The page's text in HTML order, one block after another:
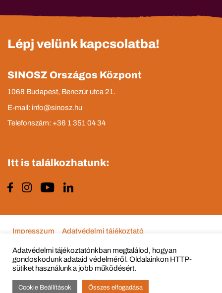
Lépj velünk kapcsolatba!
SINOSZ Országos Központ
1068 Budapest, Benczúr utca 21.
E-mail: info@sinosz.hu
Telefonszám: +36 1 351 04 34
Itt is találkozhatunk:
© Copyright 2015 - 2022 All Rights Reserved
Impresszum Adatvédelmi tájékoztató
Adatvédelmi tájékoztatónkban megtalálod, hogyan
gondoskodunk adataid védelméről. Oldalainkon HTTP-
sütiket használunk a jobb működésért.
Cookie Beállítások Összes elfogadása